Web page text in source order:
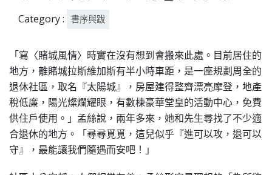
Category : 書序與跋
「寫〈賭城風情〉時實在沒有想到會搬來此處。目前居住的
地方，離賭城拉斯維加斯有半小時車距，是一座規劃周全的
退休社區，取名『太陽城』，房屋建得整齊漂亮摩登，地產
稅低廉，陽光燦爛耀眼，有數棟豪華堂皇的活動中心，免費
供住戶使用。」孟絲說，兩年多來，她和先生尋找了不少適
合退休的地方。「尋尋覓覓，這兒似乎『進可以攻，退可以
守』，最能讓我們隨遇而安吧！」